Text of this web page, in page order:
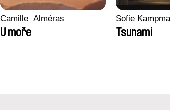
Camille​ ​ ​Alméras
U moře
Sofie
Tsunami